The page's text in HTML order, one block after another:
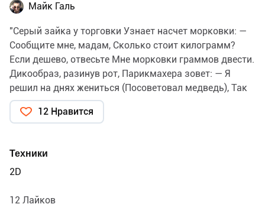
Майк Галь
"Серый зайка у торговки Узнает насчет морковки: —
Сообщите мне, мадам, Сколько стоит килограмм?
Если дешево, отвесьте Мне морковки граммов двести.
Дикообраз, разинув рот, Парикмахера зовет: — Я
решил на днях жениться (Посоветовал медведь), Так
нельзя ли мне побриться, Чтоб слегка помолодеть?"
В. Катаев. Радиожирафф. (с)
12 Нравится
Техники
2D
12 Лайков